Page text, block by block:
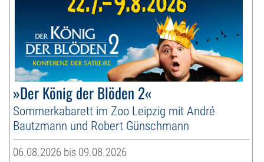
»Der König der Blöden 2«
Sommerkabarett im Zoo Leipzig mit André
Bautzmann und Robert Günschmann
06.08.2026 bis 09.08.2026